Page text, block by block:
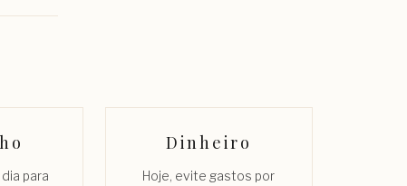
para
Dinheiro
Hoje, evite gastos por